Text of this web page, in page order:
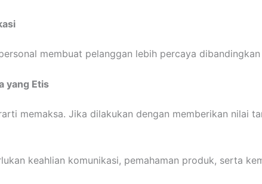
membuat pelanggan lebih percaya
yang Etis
memaksa. Jika dilakukan dengan memberikan nilai
keahlian komunikasi, pemahaman produk, serta